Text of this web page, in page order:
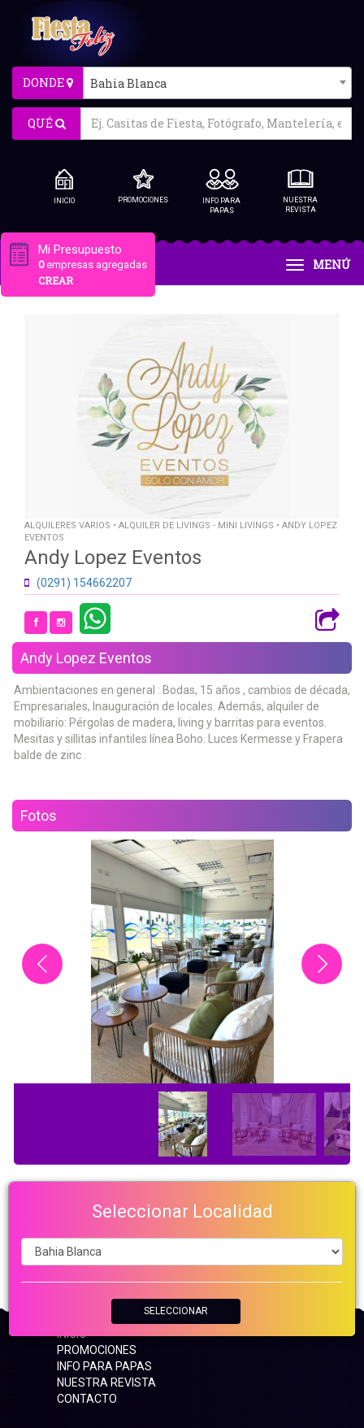
DONDE Bahia Blanca
QUÉ
INICIO PROMOCIONES
INFO PARA
PAPAS
NUESTRA
REVISTA
MENÚ
Mi Presupuesto
0empresas agregadas
CREAR
ALQUILERES VARIOS • ALQUILER DE LIVINGS - MINI LIVINGS • ANDY LOPEZ
EVENTOS
Andy Lopez Eventos
(0291) 154662207
Andy Lopez Eventos
Ambientaciones en general : Bodas, 15 años , cambios de década,
Empresariales, Inauguración de locales. Además, alquiler de
mobiliario: Pérgolas de madera, living y barritas para eventos.
Mesitas y sillitas infantiles línea Boho. Luces Kermesse y Frapera
balde de zinc .
Fotos
INICIO
PROMOCIONES
INFO PARA PAPAS
NUESTRA REVISTA
CONTACTO
Seleccionar Localidad
SELECCIONAR